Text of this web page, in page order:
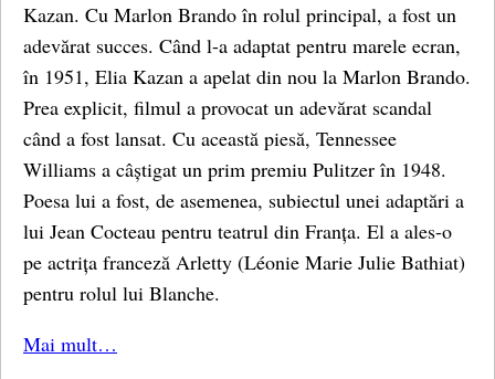
Kazan. Cu Marlon Brando în rolul principal, a fost un
adevărat succes. Când l-a adaptat pentru marele ecran,
în 1951, Elia Kazan a apelat din nou la Marlon Brando.
Prea explicit, filmul a provocat un adevărat scandal
când a fost lansat. Cu această piesă, Tennessee
Williams a câștigat un prim premiu Pulitzer în 1948.
Poesa lui a fost, de asemenea, subiectul unei adaptări a
lui Jean Cocteau pentru teatrul din Franța. El a ales-o
pe actrița franceză Arletty (Léonie Marie Julie Bathiat)
pentru rolul lui Blanche.
Mai mult…